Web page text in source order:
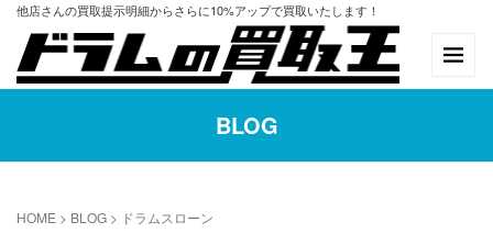
他店さんの買取提示明細からさらに10%アップで買取いたします！
BLOG
HOME > BLOG > ドラムスローン